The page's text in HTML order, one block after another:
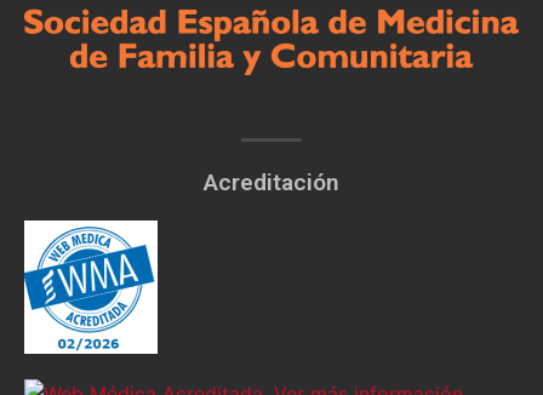
Acreditación